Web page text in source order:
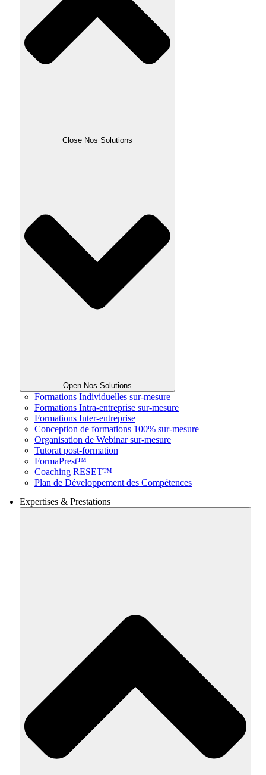
Close Nos Solutions
Open Nos Solutions
Formations Individuelles sur-mesure
Formations Intra-entreprise sur-mesure
Formations Inter-entreprise
Conception de formations 100% sur-mesure
Organisation de Webinar sur-mesure
Tutorat post-formation
FormaPrest™
Coaching RESET™
Plan de Développement des Compétences
Expertises & Prestations